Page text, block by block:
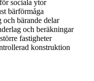
sociala ytor
bärförmåga
bärande delar
och beräkningar
fastigheter
konstruktion